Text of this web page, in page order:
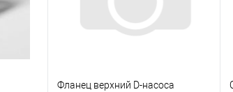
Фланец верхний D-насоса